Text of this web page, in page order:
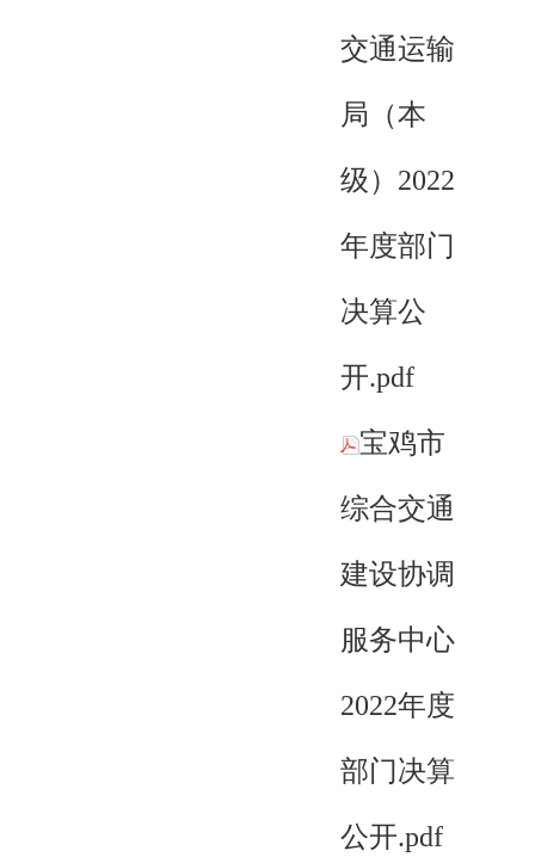
交通运输
局（本
级）2022
年度部门
决算公
开.pdf
宝鸡市
综合交通
建设协调
服务中心
2022年度
部门决算
公开.pdf